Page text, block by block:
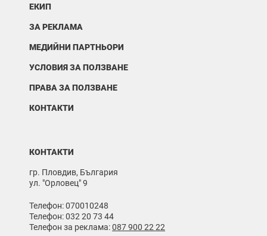
ЕКИП
ЗА РЕКЛАМА
МЕДИЙНИ ПАРТНЬОРИ
УСЛОВИЯ ЗА ПОЛЗВАНЕ
ПРАВА ЗА ПОЛЗВАНЕ
КОНТАКТИ
КОНТАКТИ
гр. Пловдив, България
ул. "Орловец" 9
Телефон: 070010248
Телефон: 032 20 73 44
Телефон за реклама:087 900 22 22